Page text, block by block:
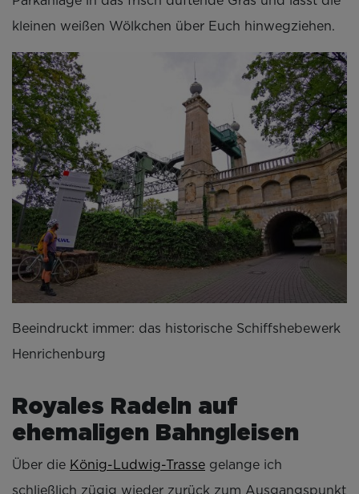
kleinen weißen Wölkchen über Euch hinwegziehen.
Beeindruckt immer: das historische Schiffshebewerk
Henrichenburg
Royales Radeln auf
ehemaligen Bahngleisen
Über die König-Ludwig-Trasse gelange ich
schließlich zügig wieder zurück zum Ausgangspunkt